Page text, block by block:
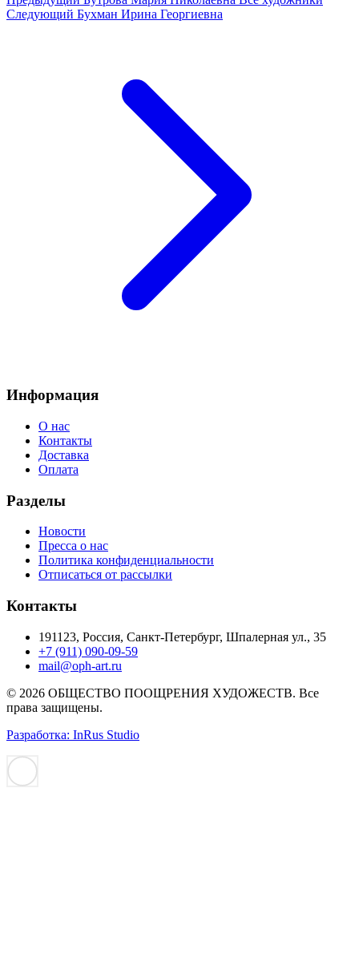
Следующий Бухман Ирина Георгиевна
Информация
О нас
Контакты
Доставка
Оплата
Разделы
Новости
Пресса о нас
Политика конфиденциальности
Отписаться от рассылки
Контакты
191123, Россия, Санкт-Петербург, Шпалерная ул., 35
+7 (911) 090-09-59
mail@oph-art.ru
© 2026 ОБЩЕСТВО ПООЩРЕНИЯ ХУДОЖЕСТВ. Все
права защищены.
Разработка: InRus Studio